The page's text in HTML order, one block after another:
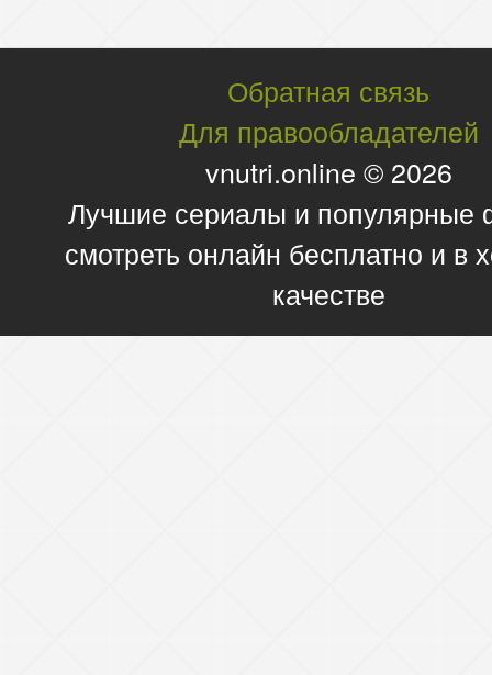
Обратная связь
Для правообладателей
vnutri.online © 2026
Лучшие сериалы и
смотреть онлайн бесплатно и в
качестве